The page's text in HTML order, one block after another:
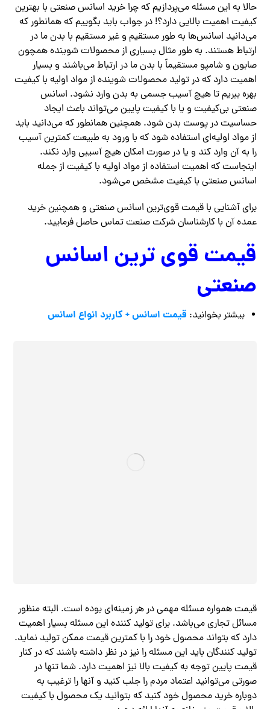
حالا به این مسئله می‌پردازیم که چرا خرید اسانس صنعتی با بهترین
کیفیت اهمیت بالایی دارد؟! در جواب باید بگوییم که همانطور که
می‌دانید اسانس‌ها به طور مستقیم و غیر مستقیم با بدن ما در
ارتباط هستند‌. به طور مثال بسیاری از محصولات شوینده همچون
صابون و شامپو مستقیماً با بدن ما در ارتباط می‌باشند و بسیار
اهمیت دارد که در تولید محصولات شوینده از مواد اولیه با کیفیت
بهره ببریم تا هیچ آسیب جسمی به بدن وارد نشود. اسانس
صنعتی بی‌کیفیت و یا با کیفیت پایین می‌تواند باعث ایجاد
حساسیت در پوست بدن شود. همچنین همانطور که می‌دانید باید
از مواد اولیه‌ای استفاده شود که با ورود به طبیعت کمترین آسیب
را به آن وارد کند و یا در صورت امکان هیچ آسیبی وارد نکند.
اینجاست که اهمیت استفاده از مواد اولیه با کیفیت از جمله
اسانس صنعتی با کیفیت مشخص می‌شود.
برای آشنایی با قیمت قوی‌ترین اسانس صنعتی و همچنین خرید
عمده آن با کارشناسان شرکت صنعت تماس حاصل فرمایید.
قیمت قوی ‌ترین اسانس
صنعتی
بیشتر بخوانید: قیمت اسانس + کاربرد انواع اسانس
قیمت همواره مسئله مهمی در هر زمینه‌ای بوده است‌. البته منظور
مسائل تجاری می‌باشد. برای تولید کننده این مسئله بسیار اهمیت
دارد که بتواند محصول خود را با کمترین قیمت ممکن تولید نماید.
تولید کنندگان باید این مسئله را نیز در نظر داشته باشند که در کنار
قیمت پایین توجه به کیفیت بالا نیز اهمیت دارد. شما تنها در
صورتی می‌توانید اعتماد مردم را جلب کنید و آنها را ترغیب به
دوباره خرید محصول خود کنید که بتوانید یک محصول با کیفیت